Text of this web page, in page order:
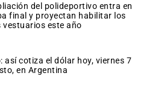
del polideportivo entra en
final y proyectan habilitar los
vestuarios este año
así cotiza el dólar hoy, viernes 7
en Argentina